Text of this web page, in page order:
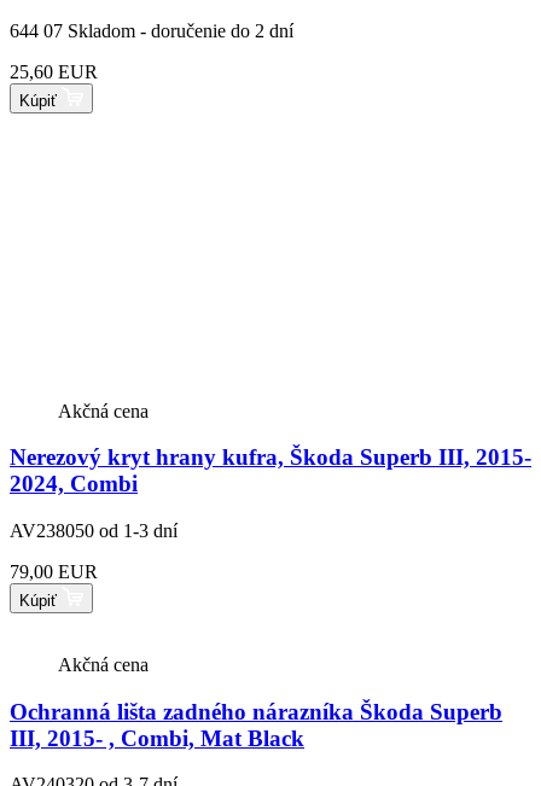
644 07 Skladom - doručenie do 2 dní
25,60 EUR
Kúpiť
Akčná cena
Nerezový kryt hrany kufra, Škoda Superb III, 2015-
2024, Combi
AV238050 od 1-3 dní
79,00 EUR
Kúpiť
Akčná cena
Ochranná lišta zadného nárazníka Škoda Superb
III, 2015- , Combi, Mat Black